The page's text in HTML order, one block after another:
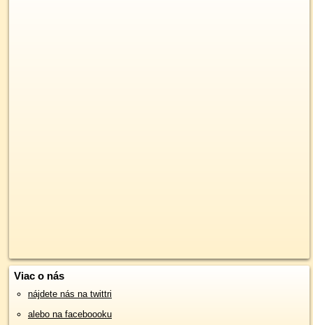
Viac o nás
nájdete nás na twittri
alebo na faceboooku